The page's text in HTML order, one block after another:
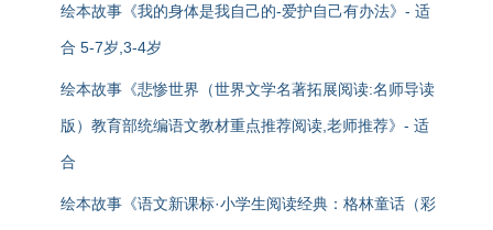
绘本故事《我的身体是我自己的-爱护自己有办法》- 适
合 5-7岁,3-4岁
绘本故事《悲惨世界（世界文学名著拓展阅读:名师导读
版）教育部统编语文教材重点推荐阅读,老师推荐》- 适
合
绘本故事《语文新课标·小学生阅读经典：格林童话（彩